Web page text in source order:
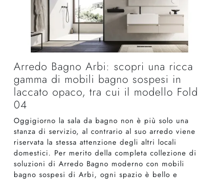
Arredo Bagno Arbi: scopri una ricca
gamma di mobili bagno sospesi in
laccato opaco, tra cui il modello Fold
04
Oggigiorno la sala da bagno non è più solo una
stanza di servizio, al contrario al suo arredo viene
riservata la stessa attenzione degli altri locali
domestici. Per merito della completa collezione di
soluzioni di Arredo Bagno moderno con mobili
bagno sospesi di Arbi, ogni spazio è bello e